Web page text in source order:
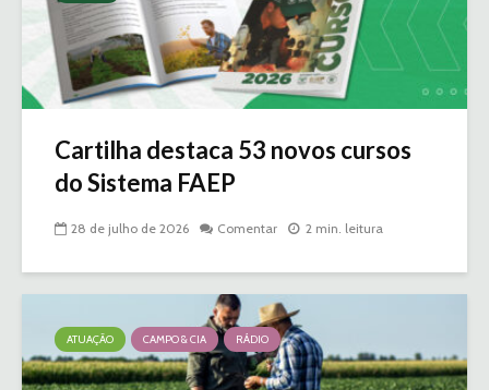
Cartilha destaca 53 novos cursos
do Sistema FAEP
28 de julho de 2026 Comentar 2 min. leitura
ATUAÇÃO CAMPO & CIA RÁDIO